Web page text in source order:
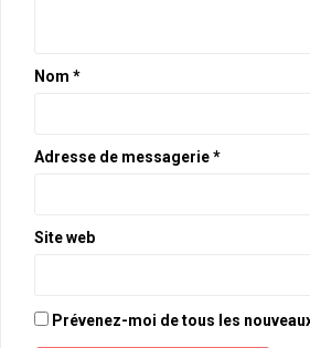
Nom *
Adresse de messagerie*
Site web
Prévenez-moi de tous les